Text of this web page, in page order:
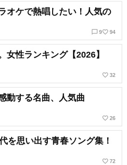
オケで熱唱したい！人気の
chat_bubble_outline 9favorite_border 94
女性ランキング【2026】
favorite_border 32
動する名曲、人気曲
favorite_border 26
を思い出す青春ソング集！
favorite_border 72